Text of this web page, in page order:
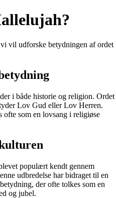
vil udforske betydningen af ordet
i både historie og religion. Ordet
Lov Gud eller Lov Herren.
ofte som en lovsang i religiøse
populært kendt gennem
udbredelse har bidraget til en
der ofte tolkes som en
og jubel.